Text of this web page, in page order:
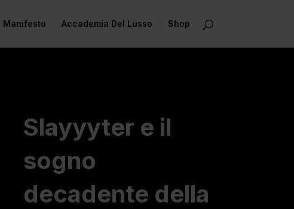
Manifesto Accademia Del Lusso Shop
Slayyyter e il
sogno
decadente della